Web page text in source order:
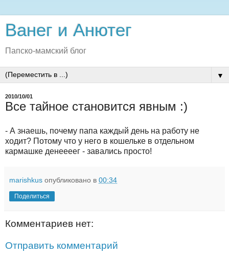
Ванег и Анютег
Папско-мамский блог
▼
2010/10/01
Все тайное становится явным :)
- А знаешь, почему папа каждый день на работу не
ходит? Потому что у него в кошельке в отдельном
кармашке денеееег - завались просто!
marishkus опубликовано в 00:34
Поделиться
Комментариев нет:
Отправить комментарий